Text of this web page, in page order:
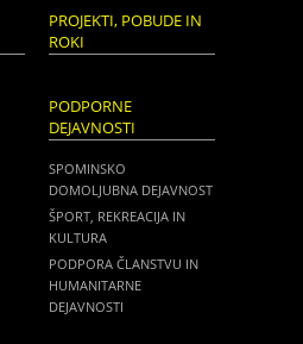
PROJEKTI, POBUDE IN
ROKI
PODPORNE
DEJAVNOSTI
SPOMINSKO
DOMOLJUBNA DEJAVNOST
ŠPORT, REKREACIJA IN
KULTURA
PODPORA ČLANSTVU IN
HUMANITARNE
DEJAVNOSTI